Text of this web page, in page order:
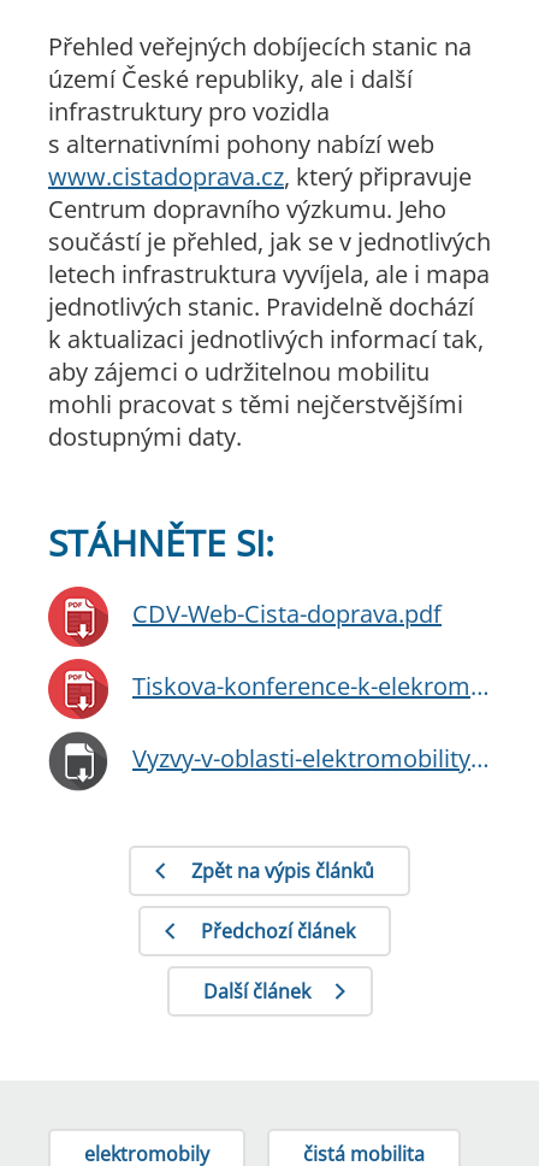
Přehled veřejných dobíjecích stanic na
území České republiky, ale i další
infrastruktury pro vozidla
s alternativními pohony nabízí web
www.cistadoprava.cz, který připravuje
Centrum dopravního výzkumu. Jeho
součástí je přehled, jak se v jednotlivých
letech infrastruktura vyvíjela, ale i mapa
jednotlivých stanic. Pravidelně dochází
k aktualizaci jednotlivých informací tak,
aby zájemci o udržitelnou mobilitu
mohli pracovat s těmi nejčerstvějšími
dostupnými daty.
STÁHNĚTE SI:
CDV-Web-Cista-doprava.pdf
Tiskova-konference-k-elekromobilite-prezentace-MD-(003).pdf
Vyzvy-v-oblasti-elektromobility_MD_SKODA.docx
Zpět na výpis článků
Předchozí článek
Další článek
elektromobily čistá mobilita